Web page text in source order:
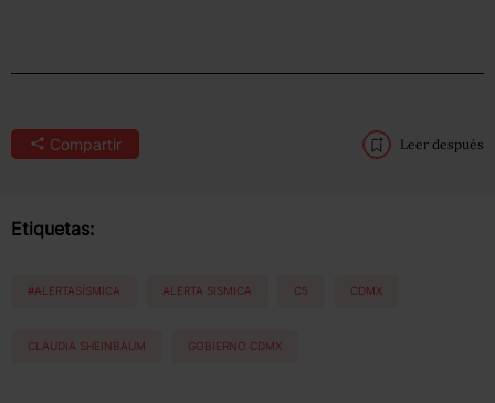
Compartir Leer después
Etiquetas:
#ALERTASÍSMICA ALERTA SISMICA C5 CDMX
CLAUDIA SHEINBAUM GOBIERNO CDMX